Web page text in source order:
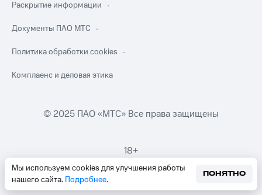
Мы используем cookies для улучшения работы
нашего сайта. Подробнее.
ПОНЯТНО
Раскрытие информации
Документы ПАО МТС
Политика обработки cookies
Комплаенс и деловая этика
© 2025 ПАО «МТС» Все права защищены
18+